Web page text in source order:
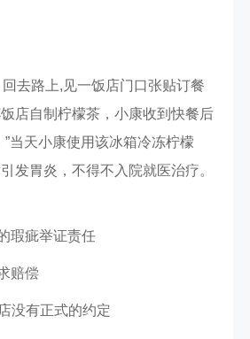
去路上,见一饭店门口张贴订餐
店自制柠檬茶，小康收到快餐后
当天小康使用该冰箱冷冻柠檬
发胃炎，不得不入院就医治疗。
瑕疵举证责任
赔偿
没有正式的约定